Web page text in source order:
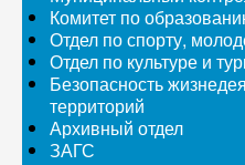
Комитет по
Отдел по спорту,
Отдел по культуре и
Безопасность
территорий
Архивный отдел
ЗАГС